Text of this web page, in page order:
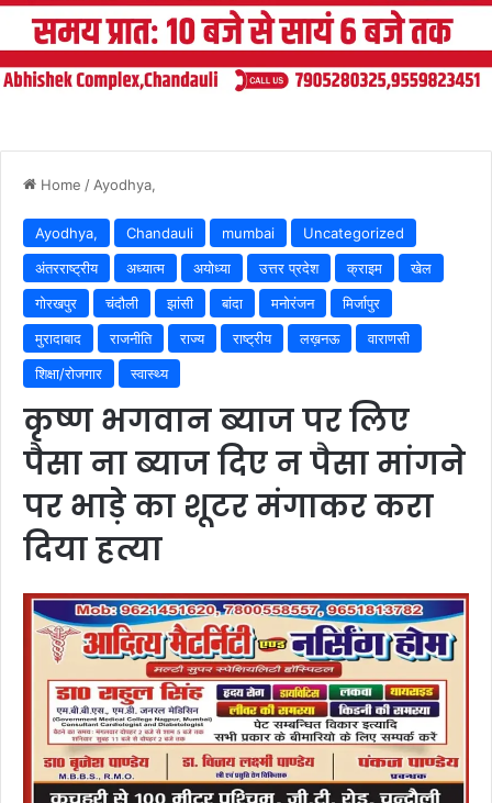
Home / Ayodhya,
Ayodhya, Chandauli mumbai
Uncategorized
अंतरराष्ट्रीय
अध्यात्म अयोध्या उत्तर प्रदेश क्राइम
खेल
गोरखपुर
चंदौली झांसी बांदा मनोरंजन
मिर्जापुर
मुरादाबाद
राजनीति राज्य राष्ट्रीय लख़नऊ
वाराणसी
शिक्षा/रोजगार
स्वास्थ्य
कृष्ण भगवान ब्याज पर लिए
पैसा ना ब्याज दिए न पैसा मांगने
पर भाड़े का शूटर मंगाकर करा
दिया हत्या